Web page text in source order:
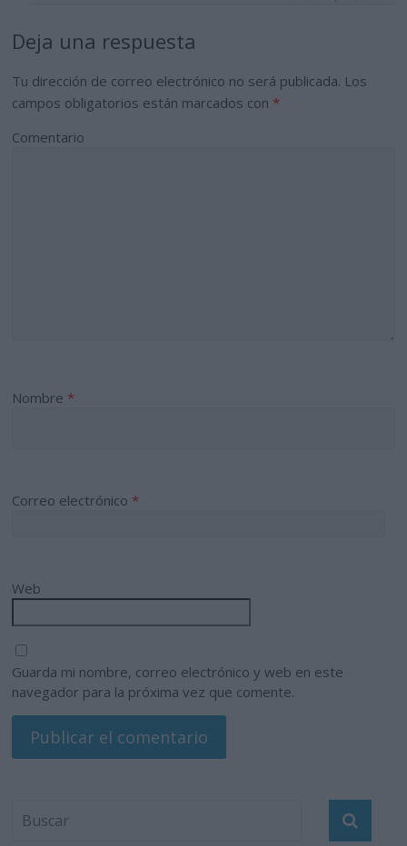
Deja una respuesta
Tu dirección de correo electrónico no será publicada. Los
campos obligatorios están marcados con *
Comentario
Nombre *
Correo electrónico *
Web
Guarda mi nombre, correo electrónico y web en este
navegador para la próxima vez que comente.